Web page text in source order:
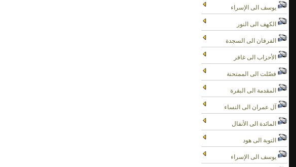
يوسف الى الإسراء
الكهف الى النور
الفرقان الى السجدة
الأحزاب الى غافر
فصّلت الى الممتحنة
المقدمة الى البقرة
آل عمران الى النساء
المائدة الى الأنفال
التوبة الى هود
يوسف الى الإسراء